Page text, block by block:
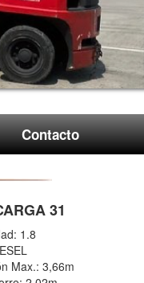
Contacto
31
1.8
Max.: 3,66m